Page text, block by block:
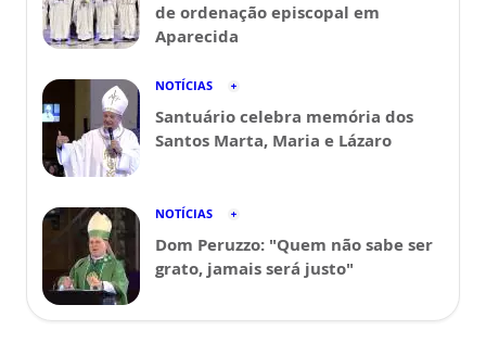
de ordenação episcopal em
Aparecida
NOTÍCIAS
Santuário celebra memória dos
Santos Marta, Maria e Lázaro
NOTÍCIAS
Dom Peruzzo: "Quem não sabe ser
grato, jamais será justo"